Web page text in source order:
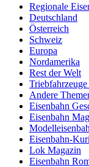
Regionale
Deutschland
Österreich
Schweiz
Europa
Nordamerika
Rest der Welt
Andere
Eisenbahn
Eisenbahn
Eisenbahn-
Lok Magazin
Eisenbahn